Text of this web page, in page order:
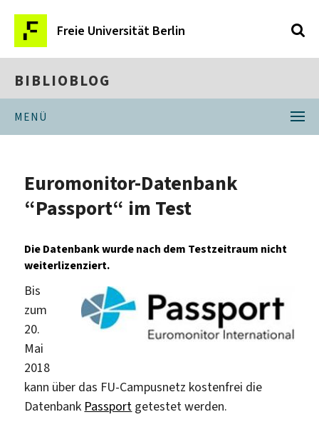
Freie Universität Berlin
BIBLIOBLOG
MENÜ
Euromonitor-Datenbank
“Passport“ im Test
Die Datenbank wurde nach dem Testzeitraum nicht
weiterlizenziert.
Bis
zum
20.
Mai
2018
kann über das FU-Campusnetz kostenfrei die
Datenbank Passport getestet werden.